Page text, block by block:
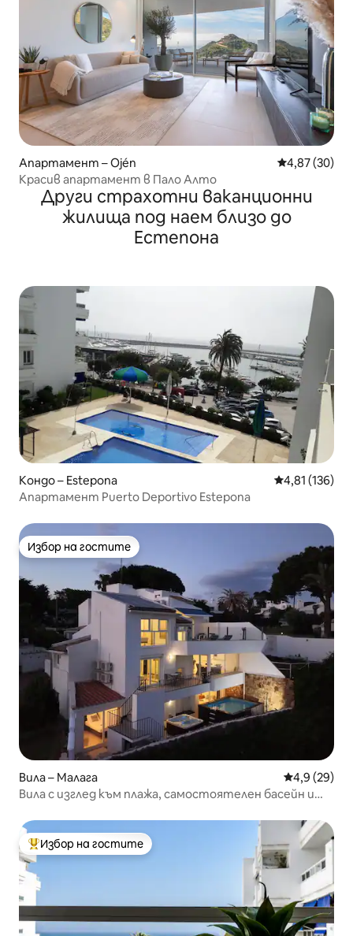
Апартамент – Ojén Средна
4,87 (30)
Красив апартамент в Пало Алто
Други страхотни ваканционни
жилища под наем близо до
Естепона
Кондо – Estepona Средна
4,81 (136)
Апартамент Puerto Deportivo Estepona
Избор на гостите
Избор на гостите
Вила – Малага Средна
4,9 (29)
Вила с изглед към плажа, самостоятелен басейн и
Най-популярен избор на гостите
Избор на гостите